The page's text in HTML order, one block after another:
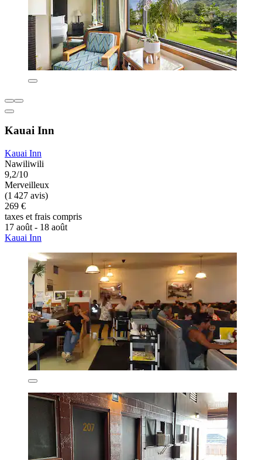
Kauai Inn
Kauai Inn
Nawiliwili
9,2/10
Merveilleux
(1 427 avis)
269 €
taxes et frais compris
17 août - 18 août
Kauai Inn